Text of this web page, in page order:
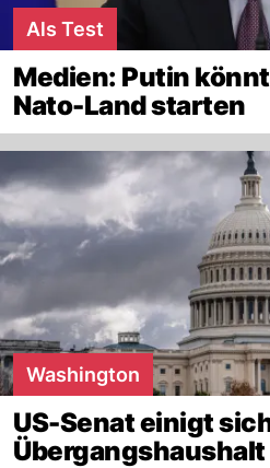
Als Test
Medien: Putin
Nato-Land starten
Washington
US-Senat einigt
Übergangshaushalt